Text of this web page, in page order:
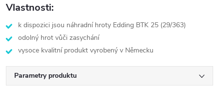
Vlastnosti:
k dispozici jsou náhradní hroty Edding BTK 25 (29/363)
odolný hrot vůči zasychání
vysoce kvalitní produkt vyrobený v Německu
Parametry produktu